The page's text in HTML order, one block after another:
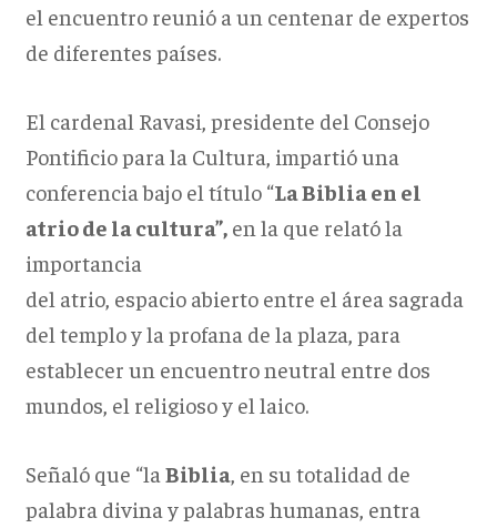
el encuentro reunió a un centenar de expertos
de diferentes países.
El cardenal Ravasi, presidente del Consejo
Pontificio para la Cultura, impartió una
conferencia bajo el título “La Biblia en el
atrio de la cultura”,en la que relató la
importancia
del atrio, espacio abierto entre el área sagrada
del templo y la profana de la plaza, para
establecer un encuentro neutral entre dos
mundos, el religioso y el laico.
Señaló que “la Biblia , en su totalidad de
palabra divina y palabras humanas, entra